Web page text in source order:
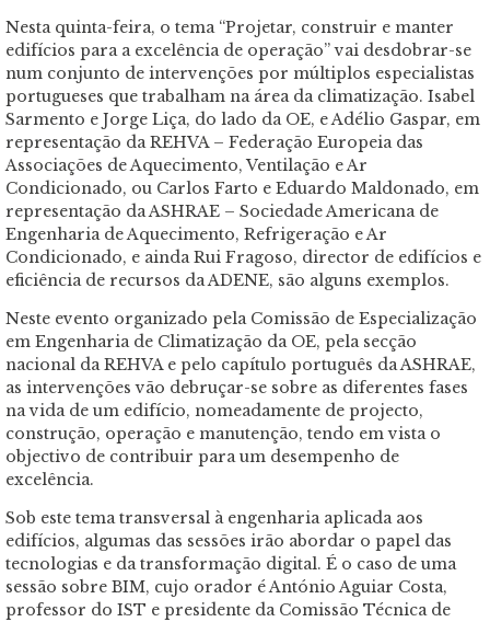
Nesta quinta-feira, o tema “Projetar, construir e manter
edifícios para a excelência de operação” vai desdobrar-se
num conjunto de intervenções por múltiplos especialistas
portugueses que trabalham na área da climatização. Isabel
Sarmento e Jorge Liça, do lado da OE, e Adélio Gaspar, em
representação da REHVA – Federação Europeia das
Associações de Aquecimento, Ventilação e Ar
Condicionado, ou Carlos Farto e Eduardo Maldonado, em
representação da ASHRAE – Sociedade Americana de
Engenharia de Aquecimento, Refrigeração e Ar
Condicionado, e ainda Rui Fragoso, director de edifícios e
eficiência de recursos da ADENE, são alguns exemplos.
Neste evento organizado pela Comissão de Especialização
em Engenharia de Climatização da OE, pela secção
nacional da REHVA e pelo capítulo português da ASHRAE,
as intervenções vão debruçar-se sobre as diferentes fases
na vida de um edifício, nomeadamente de projecto,
construção, operação e manutenção, tendo em vista o
objectivo de contribuir para um desempenho de
excelência.
Sob este tema transversal à engenharia aplicada aos
edifícios, algumas das sessões irão abordar o papel das
tecnologias e da transformação digital. É o caso de uma
sessão sobre BIM, cujo orador é António Aguiar Costa,
professor do IST e presidente da Comissão Técnica de